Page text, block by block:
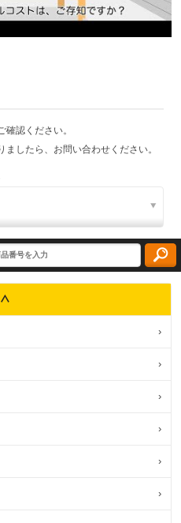
認ください。
したら、お問い合わせください。
›
›
›
›
›
›